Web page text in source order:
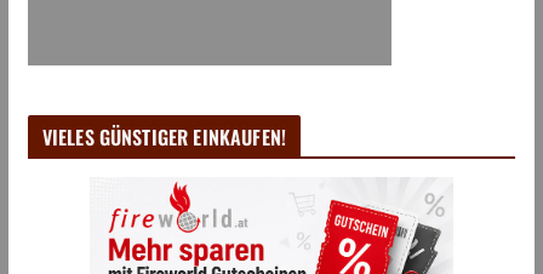
VIELES GÜNSTIGER EINKAUFEN!